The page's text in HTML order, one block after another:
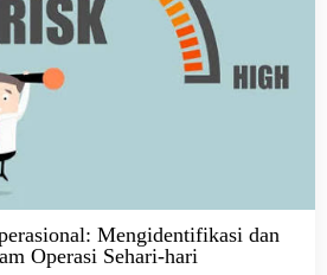
Mengidentifikasi dan
Operasi Sehari-hari